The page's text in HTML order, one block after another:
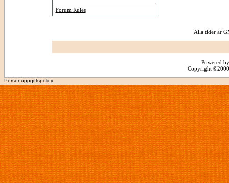
Forum Rules
Alla tider är
Powered
Copyright
Personuppgiftspolicy